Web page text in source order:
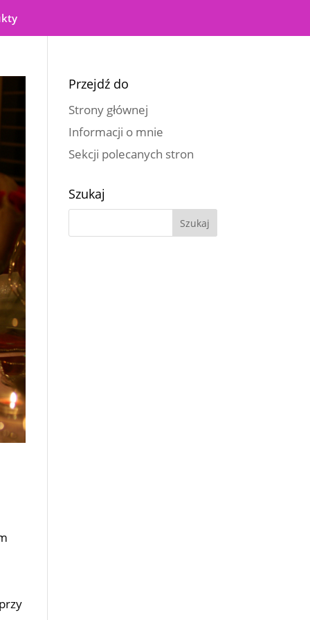
Przejdź do
Strony głównej
Informacji o mnie
Sekcji polecanych stron
Szukaj